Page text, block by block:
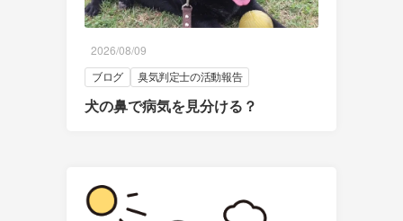
2026/08/09
ブログ 臭気判定士の活動報告
犬の鼻で病気を見分ける？